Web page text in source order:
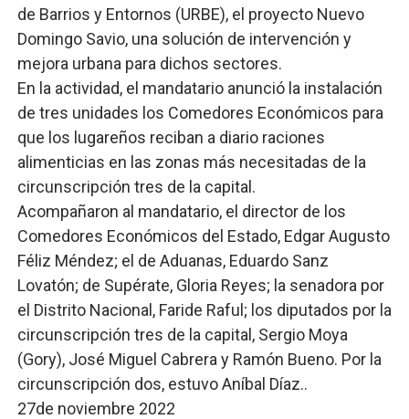
de Barrios y Entornos (URBE), el proyecto Nuevo
Domingo Savio, una solución de intervención y
mejora urbana para dichos sectores.
En la actividad, el mandatario anunció la instalación
de tres unidades los Comedores Económicos para
que los lugareños reciban a diario raciones
alimenticias en las zonas más necesitadas de la
circunscripción tres de la capital.
Acompañaron al mandatario, el director de los
Comedores Económicos del Estado, Edgar Augusto
Féliz Méndez; el de Aduanas, Eduardo Sanz
Lovatón; de Supérate, Gloria Reyes; la senadora por
el Distrito Nacional, Faride Raful; los diputados por la
circunscripción tres de la capital, Sergio Moya
(Gory), José Miguel Cabrera y Ramón Bueno. Por la
circunscripción dos, estuvo Aníbal Díaz..
27de noviembre 2022